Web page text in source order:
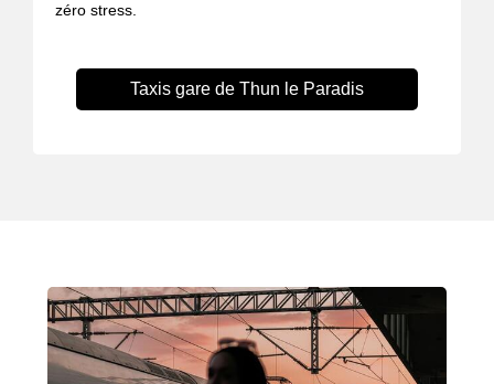
zéro stress.
Taxis gare de Thun le Paradis